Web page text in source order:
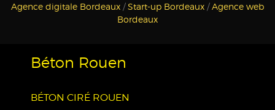
Agence digitale Bordeaux /Start-up Bordeaux /Agence web
Bordeaux
Béton Rouen
BÉTON CIRÉ ROUEN